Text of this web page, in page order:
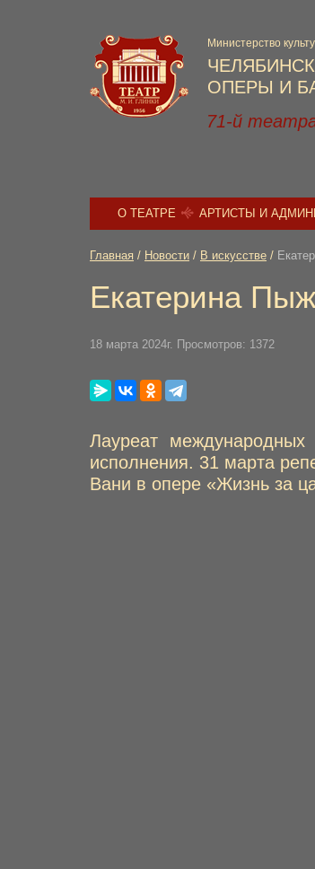
ОПЕРЫ И
Министерство
71-й
О ТЕАТРЕ АРТИСТЫ И
Главная / Новости / В искусстве /
Екатерина
18 марта 2024г. Просмотров: 1372
Лауреат международных
исполнения. 31 марта
Вани в опере «Жизнь за